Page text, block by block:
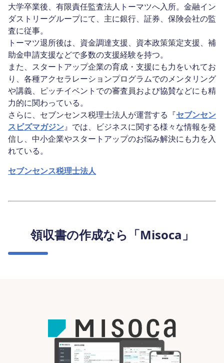
大学卒業後、有限責任監査法人トーマツへ入所。金融イン
ダストリーグループにて、主に銀行、証券、保険会社の監
査に従事。
トーマツ退所後は、資金調達支援、資本政策策定支援、補
助金申請支援などで多数の支援経験を持つ。
また、スタートアップ企業の育成・支援にも力をいれてお
り、各種アクセラレーションプログラムでのメンタリング
や講義、ピッチイベントでの審査員および協賛などにも精
力的に関わっている。
さらに、セブンセンス税理士法人が運営する『セブンセン
スビズマガジン』では、ビジネスに関する様々な情報を発
信し、中小企業やスタートアップのお悩み解決にも力を入
れている。
セブンセンス税理士法人
領収書の作成なら「Misoca」